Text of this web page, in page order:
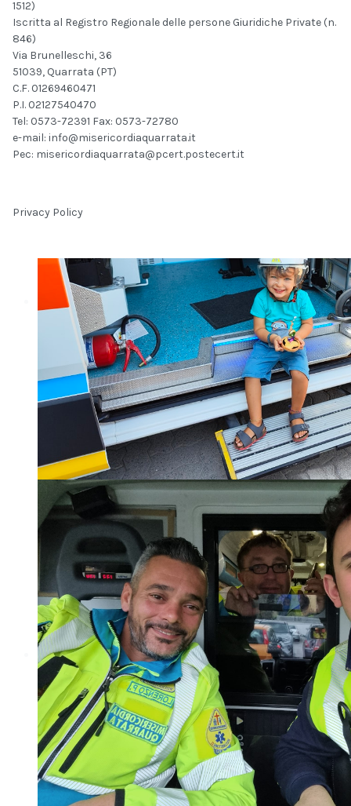
1512)
Iscritta al Registro Regionale delle persone Giuridiche Private (n.
846)
Via Brunelleschi, 36
51039, Quarrata (PT)
C.F. 01269460471
P.I. 02127540470
Tel: 0573-72391 Fax: 0573-72780
e-mail: info@misericordiaquarrata.it
Pec: misericordiaquarrata@pcert.postecert.it
Privacy Policy